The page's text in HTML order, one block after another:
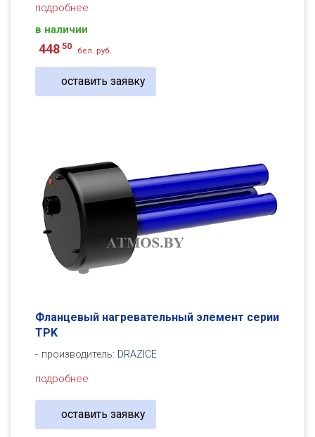
подробнее
в наличии
448 50 бел. руб.
оставить заявку
Фланцевый нагревательный элемент серии
TPK
производитель: DRAZICE
подробнее
оставить заявку